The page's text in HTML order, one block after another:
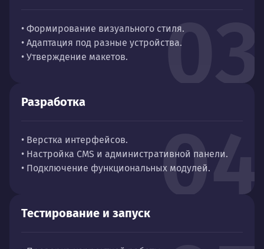
03
• Формирование визуального стиля.
• Адаптация под разные устройства.
• Утверждение макетов.
04
Разработка
• Верстка интерфейсов.
• Настройка CMS и административной панели.
• Подключение функциональных модулей.
Тестирование и запуск